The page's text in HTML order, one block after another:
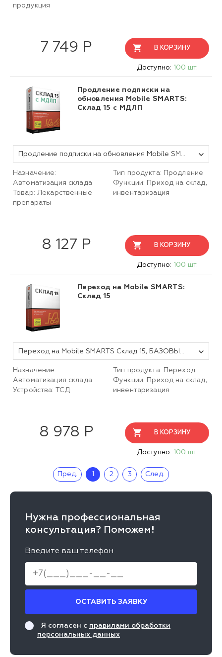
продукция
7 749 Р В КОРЗИНУ
Доступно: 100 шт.
Продление подписки на
обновления Mobile SMARTS:
Склад 15 c МДЛП
Продление подписки на обновления Mobile SMARTS: Склад 15, БАЗОВЫЙ с МДЛП для конфигурации на базе «1С:Предприятия 8»
Назначение:
Автоматизация склада
Товар: Лекарственные
препараты
Тип продукта: Продление
Функции: Приход на склад,
инвентаризация
8 127 Р В КОРЗИНУ
Доступно: 100 шт.
Переход на Mobile SMARTS:
Склад 15
Переход на Mobile SMARTS Склад 15, БАЗОВЫЙ для любой поддерживаемой конфигурации 1С
Назначение:
Автоматизация склада
Устройства: ТСД
Тип продукта: Переход
Функции: Приход на склад,
инвентаризация
8 978 Р В КОРЗИНУ
Доступно: 100 шт.
Пред. 1 2 3 След.
Нужна профессиональная
консультация? Поможем!
Введите ваш телефон
ОСТАВИТЬ ЗАЯВКУ
Я согласен с правилами обработки
персональных данных